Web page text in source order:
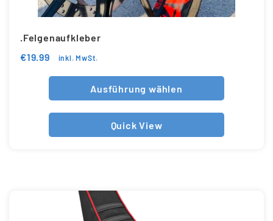
.Felgenaufkleber
€19.99 inkl. MwSt.
Ausführung wählen
Quick View